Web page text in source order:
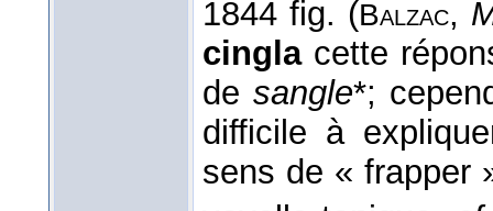
1844 fig. (Balzac,
cinglacette
de sangle*;
difficile à
sens de « frapper